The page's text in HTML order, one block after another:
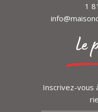
1
Le
Inscrivez-vous